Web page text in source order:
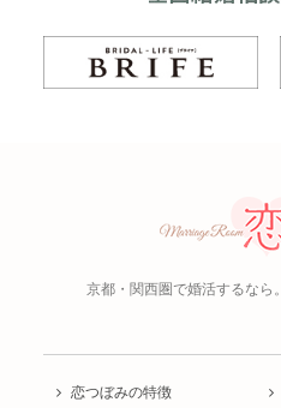
京都・関西圏で婚活するなら。
恋つぼみの特徴